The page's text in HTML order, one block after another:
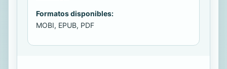
Formatos disponibles:
MOBI, EPUB, PDF